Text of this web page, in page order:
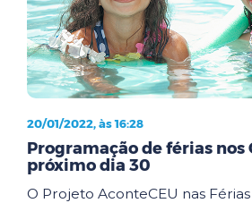
20/01/2022, às 16:28
Programação de férias nos
próximo dia 30
O Projeto AconteCEU nas